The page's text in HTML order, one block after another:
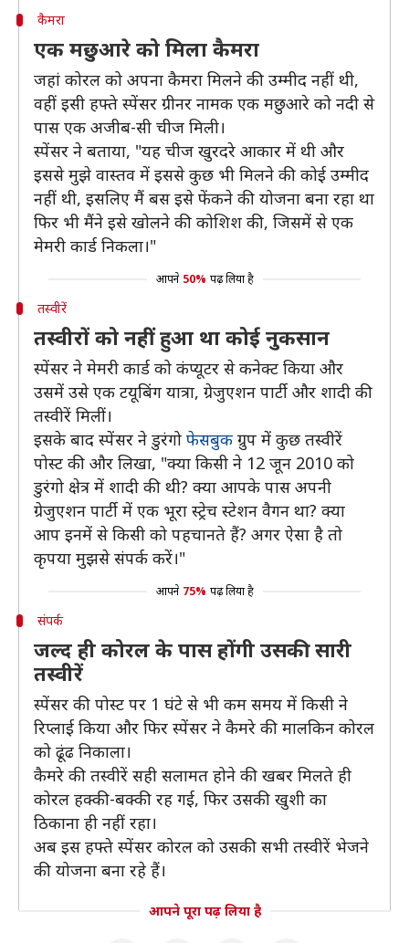
कैमरा
एक मछुआरे को मिला कैमरा
जहां कोरल को अपना कैमरा मिलने की उम्मीद नहीं थी,
वहीं इसी हफ्ते स्पेंसर ग्रीनर नामक एक मछुआरे को नदी से
पास एक अजीब-सी चीज मिली।
स्पेंसर ने बताया, "यह चीज खुरदरे आकार में थी और
इससे मुझे वास्तव में इससे कुछ भी मिलने की कोई उम्मीद
नहीं थी, इसलिए मैं बस इसे फेंकने की योजना बना रहा था
फिर भी मैंने इसे खोलने की कोशिश की, जिसमें से एक
मेमरी कार्ड निकला।"
आपने 50% पढ़ लिया है
तस्वीरें
तस्वीरों को नहीं हुआ था कोई नुकसान
स्पेंसर ने मेमरी कार्ड को कंप्यूटर से कनेक्ट किया और
उसमें उसे एक टयूबिंग यात्रा, ग्रेजुएशन पार्टी और शादी की
तस्वीरें मिलीं।
इसके बाद स्पेंसर ने डुरंगो फेसबुक ग्रुप में कुछ तस्वीरें
पोस्ट की और लिखा, "क्या किसी ने 12 जून 2010 को
डुरंगो क्षेत्र में शादी की थी? क्या आपके पास अपनी
ग्रेजुएशन पार्टी में एक भूरा स्ट्रेच स्टेशन वैगन था? क्या
आप इनमें से किसी को पहचानते हैं? अगर ऐसा है तो
कृपया मुझसे संपर्क करें।"
आपने 75% पढ़ लिया है
संपर्क
जल्द ही कोरल के पास होंगी उसकी सारी
तस्वीरें
स्पेंसर की पोस्ट पर 1 घंटे से भी कम समय में किसी ने
रिप्लाई किया और फिर स्पेंसर ने कैमरे की मालकिन कोरल
को ढूंढ निकाला।
कैमरे की तस्वीरें सही सलामत होने की खबर मिलते ही
कोरल हक्की-बक्की रह गई, फिर उसकी खुशी का
ठिकाना ही नहीं रहा।
अब इस हफ्ते स्पेंसर कोरल को उसकी सभी तस्वीरें भेजने
की योजना बना रहे हैं।
आपने पूरा पढ़ लिया है